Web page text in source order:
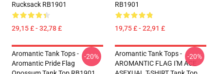
Rucksack RB1901
29,15 £ - 32,78 £
RB1901
19,75 £ - 22,91 £
Aromantic Tank Tops -
Aromantic Pride Flag
-20%
Aromantic Tank Tops -
AROMANTIC FLAG I'M ACE
-20%